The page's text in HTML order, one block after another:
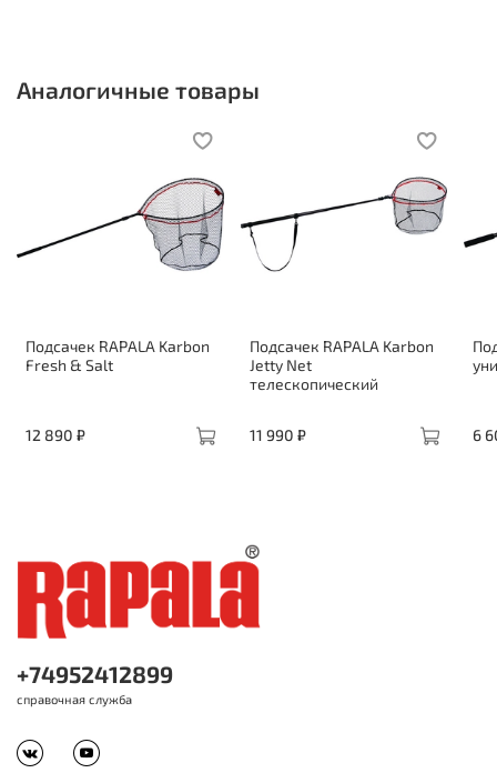
Аналогичные товары
Подсачек RAPALA Karbon
Fresh & Salt
12 890 ₽
Подсачек RAPALA Karbon
Jetty Net
телескопический
11 990 ₽ 6
+74952412899
справочная служба